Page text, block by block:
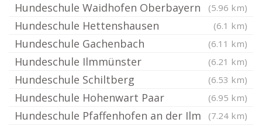
Hundeschule Waidhofen Oberbayern (5.96 km)
Hundeschule Hettenshausen (6.1 km)
Hundeschule Gachenbach (6.11 km)
Hundeschule Ilmmünster (6.21 km)
Hundeschule Schiltberg (6.53 km)
Hundeschule Hohenwart Paar (6.95 km)
Hundeschule Pfaffenhofen an der Ilm (7.24 km)